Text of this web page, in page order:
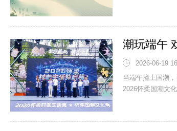
2026-06-19
当端午撞上国潮
2026怀柔国潮文